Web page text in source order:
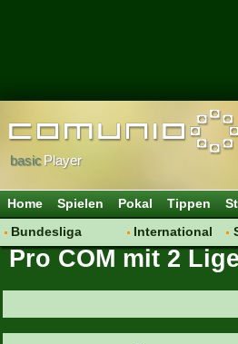
basicPlayer
Home Spielen Pokal Tippen
Bundesliga
Hot News
Vereinsdiskussion
International
Vereine
Pro COM mit 2